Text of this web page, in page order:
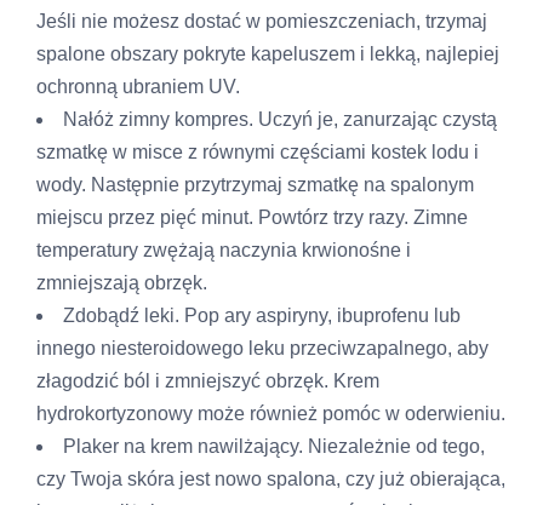
Jeśli nie możesz dostać w pomieszczeniach, trzymaj
spalone obszary pokryte kapeluszem i lekką, najlepiej
ochronną ubraniem UV.
Nałóż zimny kompres. Uczyń je, zanurzając czystą
szmatkę w misce z równymi częściami kostek lodu i
wody. Następnie przytrzymaj szmatkę na spalonym
miejscu przez pięć minut. Powtórz trzy razy. Zimne
temperatury zwężają naczynia krwionośne i
zmniejszają obrzęk.
Zdobądź leki. Pop ary aspiryny, ibuprofenu lub
innego niesteroidowego leku przeciwzapalnego, aby
złagodzić ból i zmniejszyć obrzęk. Krem
hydrokortyzonowy może również pomóc w oderwieniu.
Plaker na krem ​​nawilżający. Niezależnie od tego,
czy Twoja skóra jest nowo spalona, ​​czy już obierająca,